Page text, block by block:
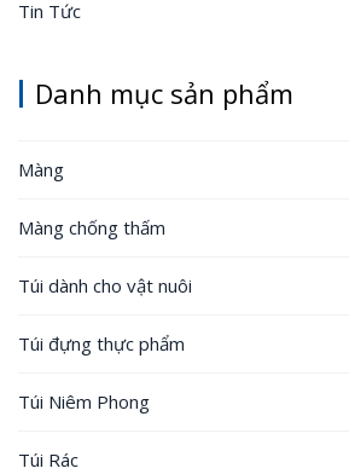
Tin Tức
Danh mục sản phẩm
Màng
Màng chống thấm
Túi dành cho vật nuôi
Túi đựng thực phẩm
Túi Niêm Phong
Túi Rác